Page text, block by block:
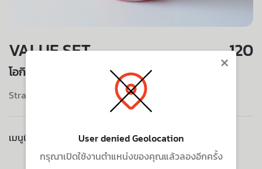
VALUE SET 120
โอกินาวาซันไรซ์
Strawberry, Pineapple, Passion Fruit, Orange
เมนูนี้ไม่มีบริการจัดส่งไปยังที่อยู่ของคุณ
×
User denied Geolocation
กรุณาเปิดใช้งานตำแหน่งของคุณแล้วลองอีกครั้ง